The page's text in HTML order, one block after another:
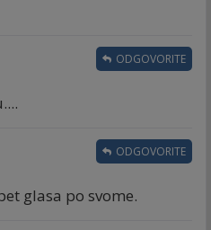
ODGOVORITE
glasa po svome.
ODGOVORITE